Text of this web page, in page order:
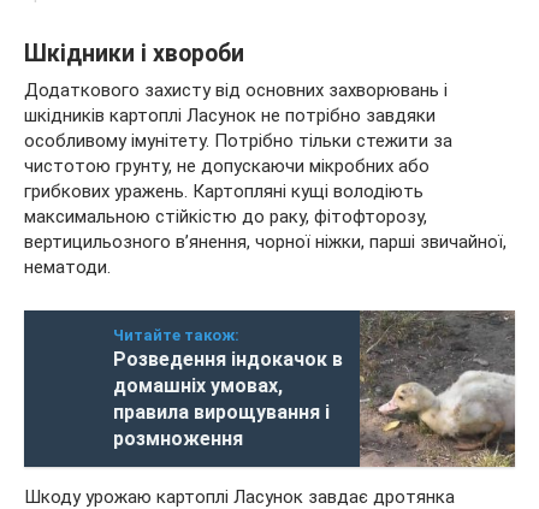
Шкідники і хвороби
Додаткового захисту від основних захворювань і
шкідників картоплі Ласунок не потрібно завдяки
особливому імунітету. Потрібно тільки стежити за
чистотою грунту, не допускаючи мікробних або
грибкових уражень. Картопляні кущі володіють
максимальною стійкістю до раку, фітофторозу,
вертицильозного в’янення, чорної ніжки, парші звичайної,
нематоди.
Читайте також:
Розведення індокачок в
домашніх умовах,
правила вирощування і
розмноження
Шкоду урожаю картоплі Ласунок завдає дротянка